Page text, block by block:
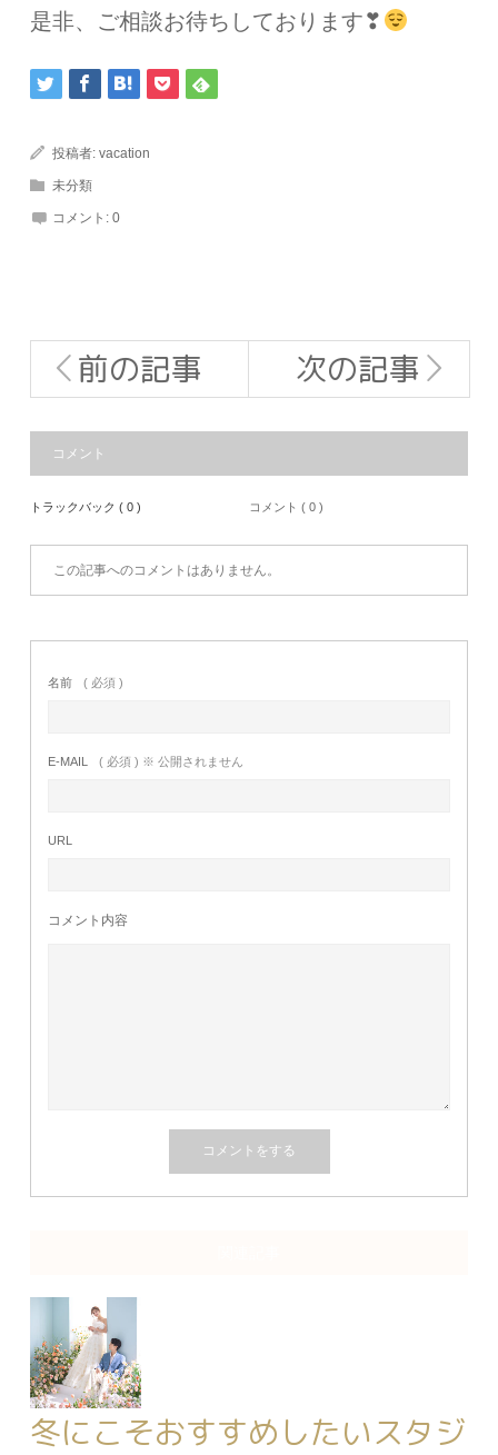
是非、ご相談お待ちしております❣
投稿者:vacation
未分類
コメント:0
前の記事 次の記事
コメント
トラックバック ( 0 ) コメント ( 0 )
この記事へのコメントはありません。
名前 ( 必須 )
E-MAIL ( 必須 ) ※ 公開されません
URL
コメント内容
冬にこそおすすめしたいスタジ